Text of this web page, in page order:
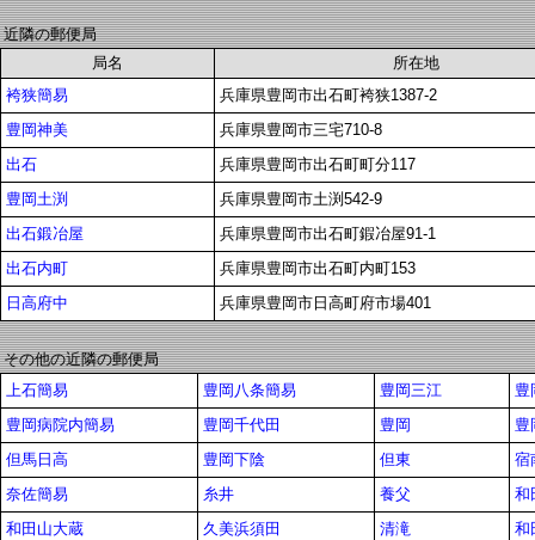
近隣の郵便局
局名
所在地
袴狭簡易
兵庫県豊岡市出石町袴狭1387-2
豊岡神美
兵庫県豊岡市三宅710-8
出石
兵庫県豊岡市出石町町分117
豊岡土渕
兵庫県豊岡市土渕542-9
出石鍛冶屋
兵庫県豊岡市出石町鍜冶屋91-1
出石内町
兵庫県豊岡市出石町内町153
日高府中
兵庫県豊岡市日高町府市場401
その他の近隣の郵便局
上石簡易
豊岡八条簡易 豊岡三江
豊
豊岡病院内簡易
豊岡千代田 豊岡
豊
但馬日高
豊岡下陰 但東
宿
奈佐簡易
糸井 養父
和
和田山大蔵
久美浜須田 清滝
和